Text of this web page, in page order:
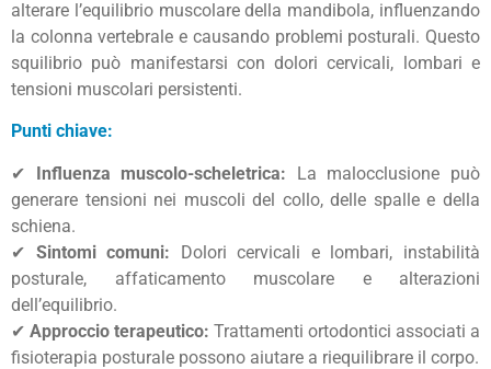
alterare l’equilibrio muscolare della mandibola, influenzando
la colonna vertebrale e causando problemi posturali. Questo
squilibrio può manifestarsi con dolori cervicali, lombari e
tensioni muscolari persistenti.
Punti chiave:
✔ Influenza muscolo-scheletrica: La malocclusione può
generare tensioni nei muscoli del collo, delle spalle e della
schiena.
✔ Sintomi comuni: Dolori cervicali e lombari, instabilità
posturale, affaticamento muscolare e alterazioni
dell’equilibrio.
✔ Approccio terapeutico: Trattamenti ortodontici associati a
fisioterapia posturale possono aiutare a riequilibrare il corpo.